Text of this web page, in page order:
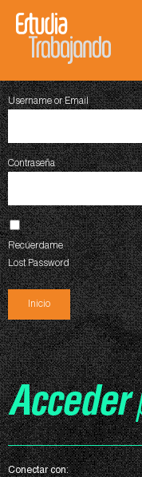
Username or Email
Contraseña
Recúerdame
Lost Password
Acceder
Conectar con: